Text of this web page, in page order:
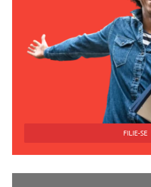
FILIE-SE